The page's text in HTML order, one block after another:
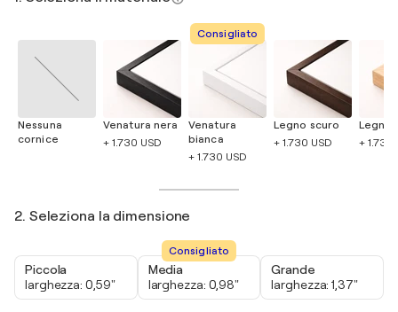
Nessuna
cornice
Venatura nera
+ 1.730 USD
Consigliato
Venatura
bianca
+ 1.730 USD
Legno scuro
+ 1.730 USD
Legno
+ 1.730
2. Seleziona la dimensione
Piccola
larghezza: 0,59"
Consigliato
Media
larghezza: 0,98"
Grande
larghezza: 1,37"